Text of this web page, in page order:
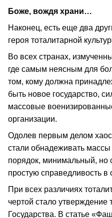
Боже, вождя храни…
Наконец, есть еще два
героя тоталитарной
Во всех странах,
где самым неясным для
том, кому должна
быть новое государство,
массовые
организации.
Одолев первым делом хаос
стали обнадеживать
порядок, минимальный, но
простую справедливость в
При всех различиях
чертой стало утверждение
Государства. В статье